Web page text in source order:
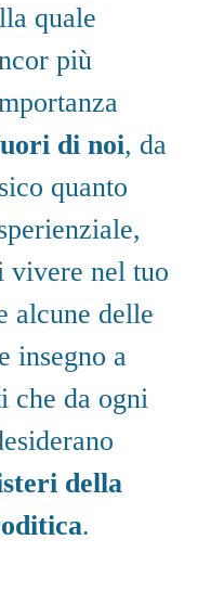
quale
più
di noi, da
quanto
vivere nel tuo
alcune delle
insegno a
che da ogni
della
.